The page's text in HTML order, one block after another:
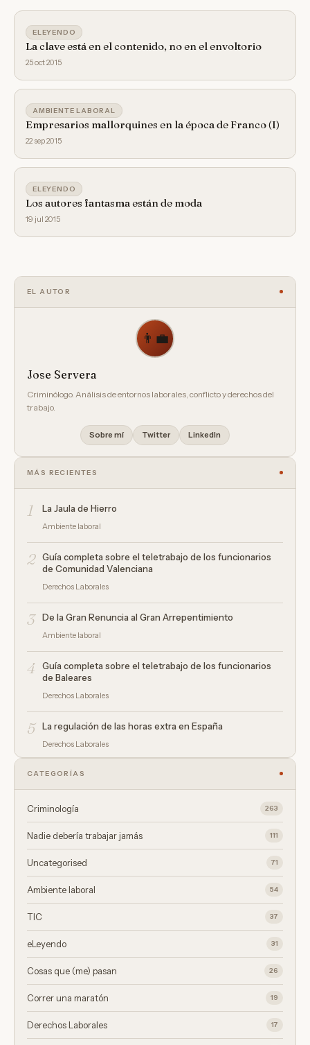
ELEYENDO
La clave está en el contenido, no en el envoltorio
25 oct 2015
AMBIENTE LABORAL
Empresarios mallorquines en la época de Franco (I)
22 sep 2015
ELEYENDO
Los autores fantasma están de moda
19 jul 2015
EL AUTOR
👨‍💼
Jose Servera
Criminólogo. Análisis de entornos laborales, conflicto y derechos del
trabajo.
Sobre mí Twitter LinkedIn
MÁS RECIENTES
1 La Jaula de Hierro
Ambiente laboral
2
Guía completa sobre el teletrabajo de los funcionarios
de Comunidad Valenciana
Derechos Laborales
3 De la Gran Renuncia al Gran Arrepentimiento
Ambiente laboral
4
Guía completa sobre el teletrabajo de los funcionarios
de Baleares
Derechos Laborales
5 La regulación de las horas extra en España
Derechos Laborales
CATEGORÍAS
Criminología 263
Nadie debería trabajar jamás 111
Uncategorised 71
Ambiente laboral 54
TIC 37
eLeyendo 31
Cosas que (me) pasan 26
Correr una maratón 19
Derechos Laborales 17